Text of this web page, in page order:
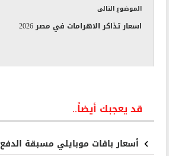
الموضوع التالى
اسعار تذاكر الاهرامات في مصر 2026
قد يعجبك أيضاً..
أسعار باقات موبايلي مسبقة الدفع